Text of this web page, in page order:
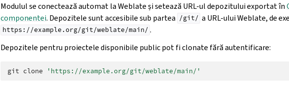
Modulul se conectează automat la Weblate și setează URL-ul depozitului exportat în
componentei. Depozitele sunt accesibile sub partea /git/ a URL-ului Weblate, de
https://example.org/git/weblate/main/ .
Depozitele pentru proiectele disponibile public pot fi clonate fără autentificare:
git clone 'https://example.org/git/weblate/main/'